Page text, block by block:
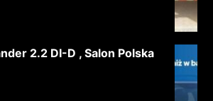
2.2 DI-D , Salon Polska